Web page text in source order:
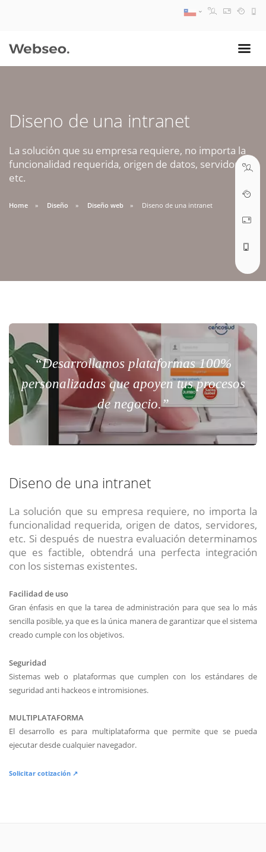
Diseno de una intranet
La solución que su empresa requiere, no importa la
funcionalidad requerida, origen de datos, servidores,
etc.
Home Diseño Diseño web Diseno de una intranet
“Desarrollamos plataformas 100%
personalizadas que apoyen tus procesos
de negocio.”
Diseno de una intranet
La solución que su empresa requiere, no importa la
funcionalidad requerida, origen de datos, servidores,
etc. Si después de nuestra evaluación determinamos
que es factible, obtendrá una perfecta integración
con los sistemas existentes.
Facilidad de uso
Gran énfasis en que la tarea de administración para que sea lo más
sencilla posible, ya que es la única manera de garantizar que el sistema
creado cumple con los objetivos.
Seguridad
Sistemas web o plataformas que cumplen con los estándares de
seguridad anti hackeos e intromisiones.
MULTIPLATAFORMA
El desarrollo es para multiplataforma que permite que se pueda
ejecutar desde cualquier navegador.
Solicitar cotización ↗
09:30 AM A 18:30 PM
soporte@webseo.cl
ABRIR TICKET